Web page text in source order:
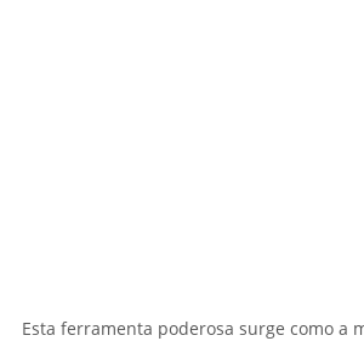
Esta ferramenta poderosa surge como a